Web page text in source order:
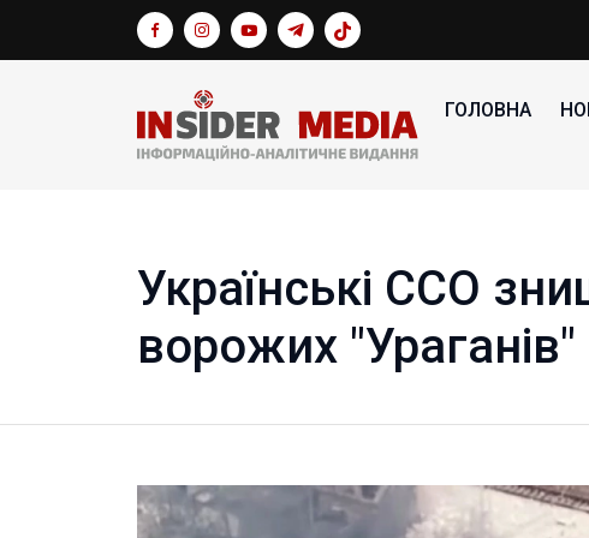
ГОЛОВНА
Українські ССО
ворожих "Ураганів"